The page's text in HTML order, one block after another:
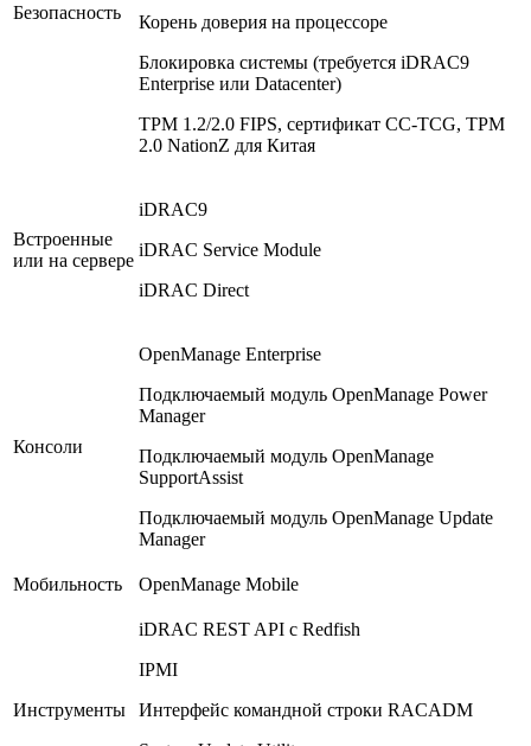
Безопасность
Корень доверия на процессоре
Блокировка системы (требуется iDRAC9
Enterprise или Datacenter)
TPM 1.2/2.0 FIPS, сертификат CC-TCG, TPM
2.0 NationZ для Китая
Встроенные
или на сервере
iDRAC9
iDRAC Service Module
iDRAC Direct
Консоли
OpenManage Enterprise
Подключаемый модуль OpenManage Power
Manager
Подключаемый модуль OpenManage
SupportAssist
Подключаемый модуль OpenManage Update
Manager
Мобильность OpenManage Mobile
Инструменты
iDRAC REST API с Redfish
IPMI
Интерфейс командной строки RACADM